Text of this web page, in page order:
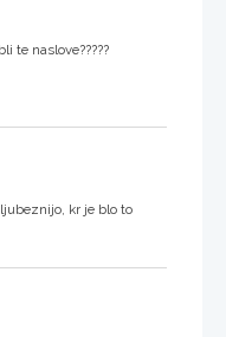
te naslove?????
kr je blo to